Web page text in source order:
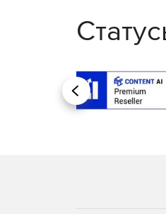
Назад